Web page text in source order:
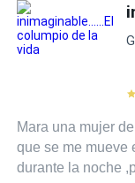
Mara una mujer
que se me mueve
durante la noche